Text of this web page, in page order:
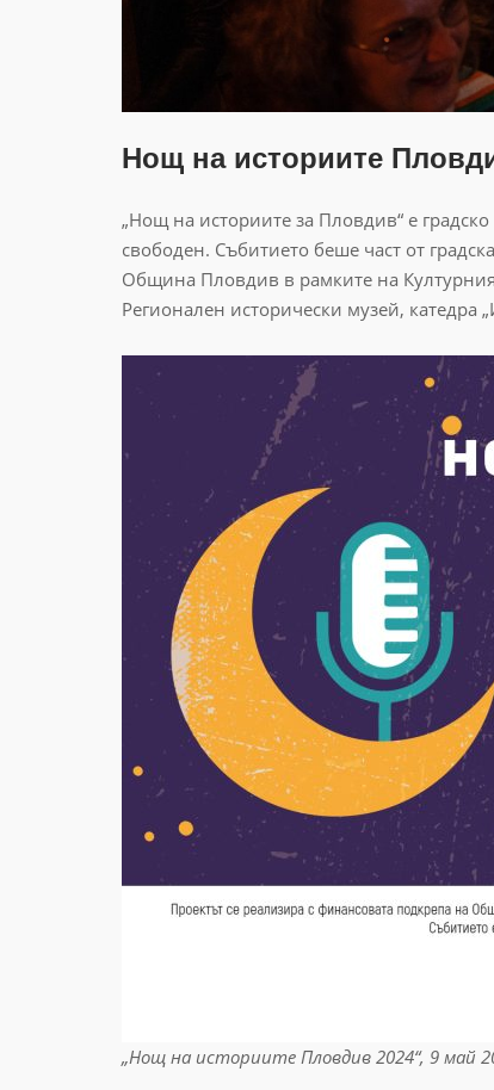
Нощ на историите
„Нощ на историите за Пловдив“ е
свободен. Събитието беше част от
Община Пловдив в рамките на Културния
Регионален исторически музей,
„Нощ на историите Пловдив 2024“, 9 май